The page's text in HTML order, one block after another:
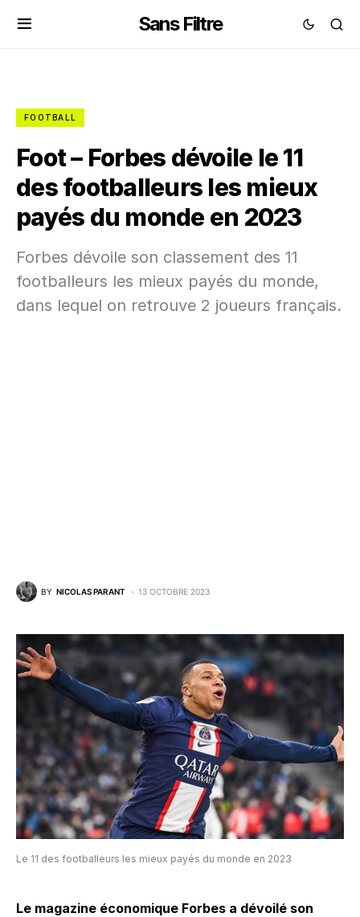
Sans Filtre
FOOTBALL
Foot – Forbes dévoile le 11
des footballeurs les mieux
payés du monde en 2023
Forbes dévoile son classement des 11
footballeurs les mieux payés du monde,
dans lequel on retrouve 2 joueurs français.
BY NICOLAS PARANT 13 OCTOBRE 2023
Le 11 des footballeurs les mieux payés du monde en 2023
Le magazine économique Forbes a dévoilé son